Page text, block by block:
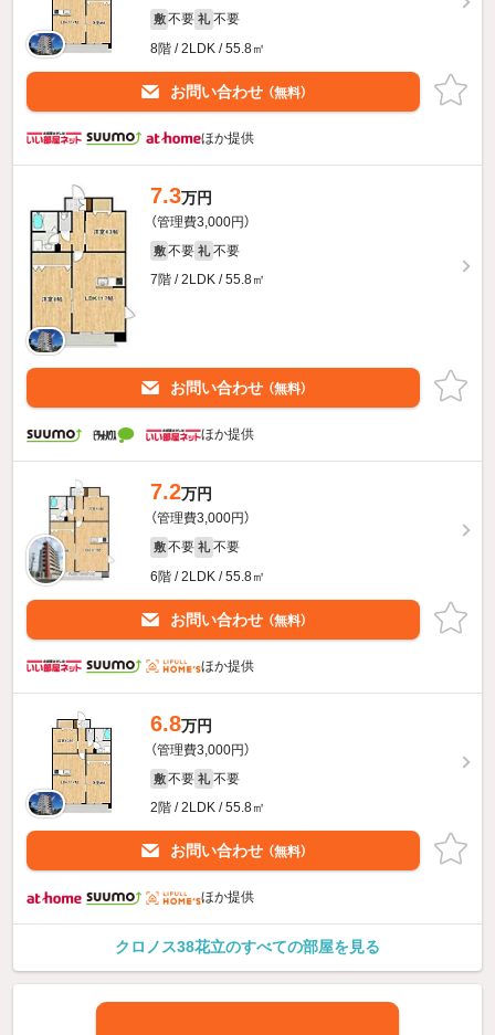
敷 不要 礼 不要
8階 / 2LDK / 55.8㎡
お問い合わせ （無料）
ほか提供
7.3万円
（管理費3,000円）
敷 不要 礼 不要
7階 / 2LDK / 55.8㎡
お問い合わせ （無料）
ほか提供
7.2万円
（管理費3,000円）
敷 不要 礼 不要
6階 / 2LDK / 55.8㎡
お問い合わせ （無料）
ほか提供
6.8万円
（管理費3,000円）
敷 不要 礼 不要
2階 / 2LDK / 55.8㎡
お問い合わせ （無料）
ほか提供
クロノス38花立のすべての部屋を見る